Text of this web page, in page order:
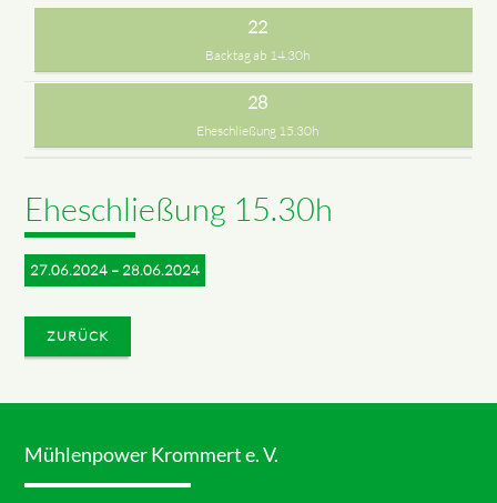
22
Backtag ab 14.30h
28
Eheschließung 15.30h
Eheschließung 15.30h
27.06.2024 – 28.06.2024
ZURÜCK
Mühlenpower Krommert e. V.